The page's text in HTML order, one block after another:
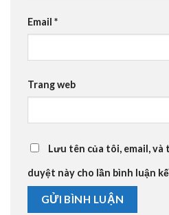
Email *
Trang web
Lưu tên của tôi, email,
duyệt này cho lần bình luận